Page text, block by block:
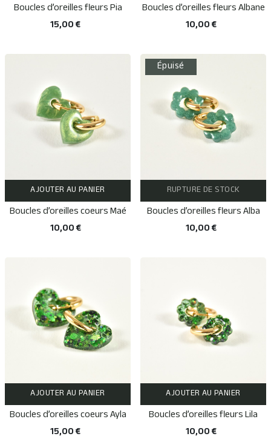
Boucles d’oreilles fleurs Pia
15,00 €
Boucles d’oreilles fleurs Albane
10,00 €
AJOUTER AU PANIER
Boucles d’oreilles coeurs Maé
10,00 €
Épuisé
RUPTURE DE STOCK
Boucles d’oreilles fleurs Alba
10,00 €
AJOUTER AU PANIER
Boucles d’oreilles coeurs Ayla
15,00 €
AJOUTER AU PANIER
Boucles d’oreilles fleurs Lila
10,00 €